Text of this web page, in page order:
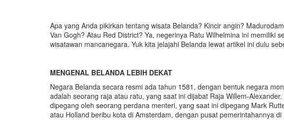
Apa yang Anda pikirkan tentang wisata Belanda? Kincir angin?
Van Gogh? Atau Red District? Ya, negerinya Ratu Wilhelmina ini memiliki
wisatawan mancanegara. Yuk kita jelajahi Belanda lewat artikel ini dulu
MENGENAL BELANDA LEBIH DEKAT
Negara Belanda secara resmi ada tahun 1581, dengan bentuk negara
adalah seorang raja atau ratu, yang saat ini dijabat Raja Willem-
dipegang oleh seorang perdana menteri, yang saat ini dipegang Mark
atau Holland beribu kota di Amsterdam, dengan pusat pemerintahannya di